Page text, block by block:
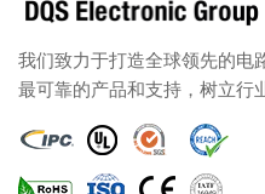
我们致力于打造全球领先的电
最可靠的产品和支持，树立行